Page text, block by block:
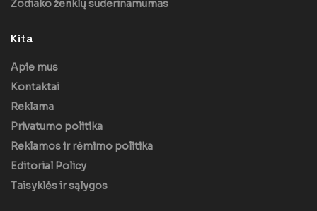
Zodiako ženklų suderinamumas
Kita
Apie mus
Kontaktai
Reklama
Privatumo politika
Reklamos ir rėmimo politika
Editorial Policy
Taisyklės ir sąlygos